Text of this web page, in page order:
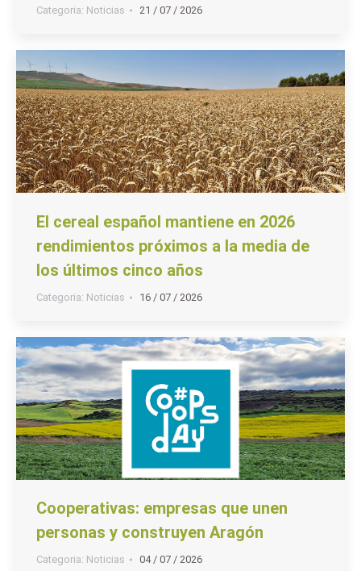
Categoria: Noticias 21 / 07 / 2026
El cereal español mantiene en 2026
rendimientos próximos a la media de
los últimos cinco años
Categoria: Noticias 16 / 07 / 2026
Cooperativas: empresas que unen
personas y construyen Aragón
Categoria: Noticias 04 / 07 / 2026